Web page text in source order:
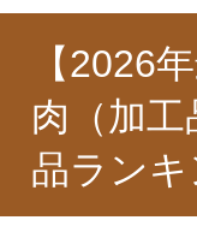
【2026
肉（加
品ランキ